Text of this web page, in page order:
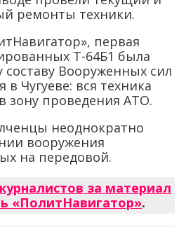
ремонты техники.
первая
Т-64Б1 была
Вооруженных сил
Чугуеве: вся техника
зону проведения АТО.
неоднократно
вооружения
на передовой.
за материал
«ПолитНавигатор».